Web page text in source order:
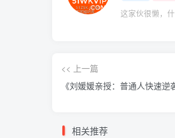
这家伙很懒，
<< 上一篇
《刘媛媛亲授：普通人快速逆
相关推荐